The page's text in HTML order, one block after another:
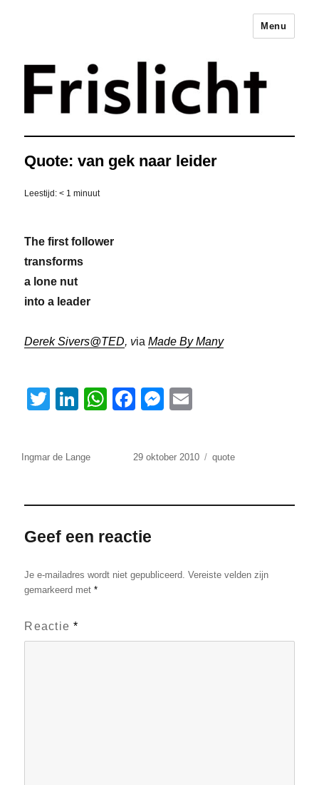
Merkstrategie voor het
digitale tijdperk –
Frislicht
Menu
Quote: van gek naar leider
Leestijd:< 1 minuut
The first follower
transforms
a lone nut
into a leader
Derek Sivers@TED, viaMade By Many
T
er
Li
e
n
W
p
p
F
e
o
o
M
e
g
Auteur
Ingmar de Lange
Geplaatst
29 oktober 2010 Tags
quote
Geef een reactie
Je e-mailadres wordt niet gepubliceerd.
Vereiste velden zijn
gemarkeerd met*
Reactie*